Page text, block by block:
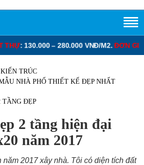
PHẦN THÔ NHÀ PHỐ: 3.250.000 –
TRÚC
NHÀ PHỐ THIẾT KẾ ĐẸP NHẤT
TẦNG ĐẸP
2 tầng hiện đại
năm 2017
năm 2017 xây nhà. Tôi có diện tích đất